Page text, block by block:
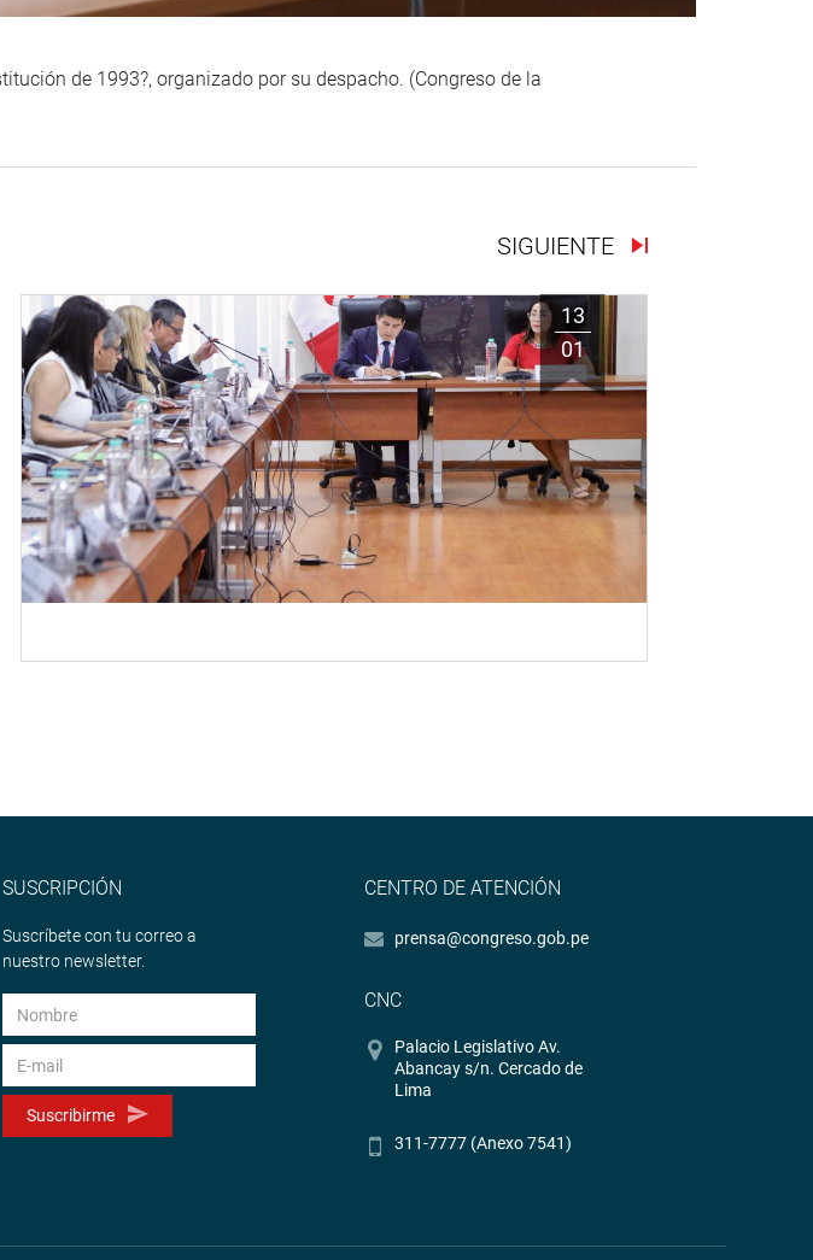
de 1993?, organizado por su despacho. (Congreso de la
SIGUIENTE
13
01
SUSCRIPCIÓN
Suscríbete con tu correo a
nuestro newsletter.
Suscribirme
CENTRO DE ATENCIÓN
prensa@congreso.gob.pe
CNC
Palacio Legislativo Av.
Abancay s/n. Cercado de
Lima
311-7777 (Anexo 7541)